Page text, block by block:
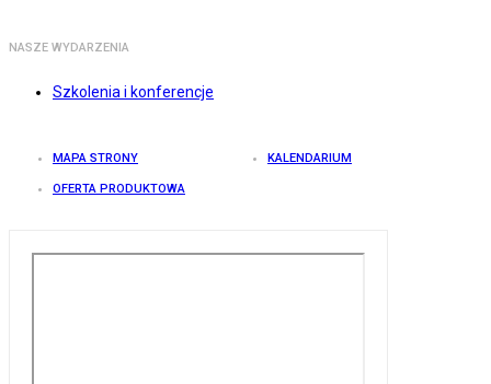
NASZE WYDARZENIA
Szkolenia i konferencje
MAPA STRONY KALENDARIUM
OFERTA PRODUKTOWA